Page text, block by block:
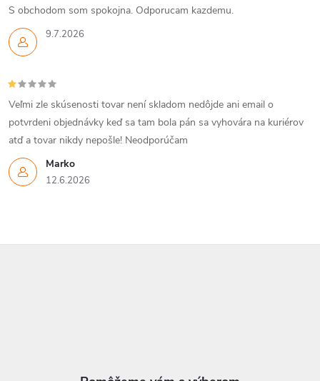
9.7.2026
S obchodom som spokojna. Odporucam kazdemu.
Marko
12.6.2026
Veľmi zle skúsenosti tovar není skladom nedôjde ani email o
potvrdeni objednávky keď sa tam bola pán sa vyhovára na kuriérov
atď a tovar nikdy nepošle! Neodporúčam